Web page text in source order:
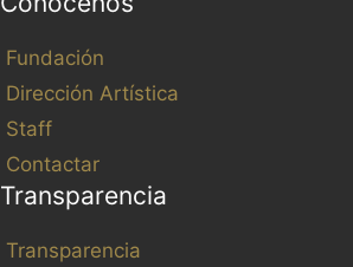
Fundación
Dirección Artística
Staff
Contactar
Transparencia
Transparencia